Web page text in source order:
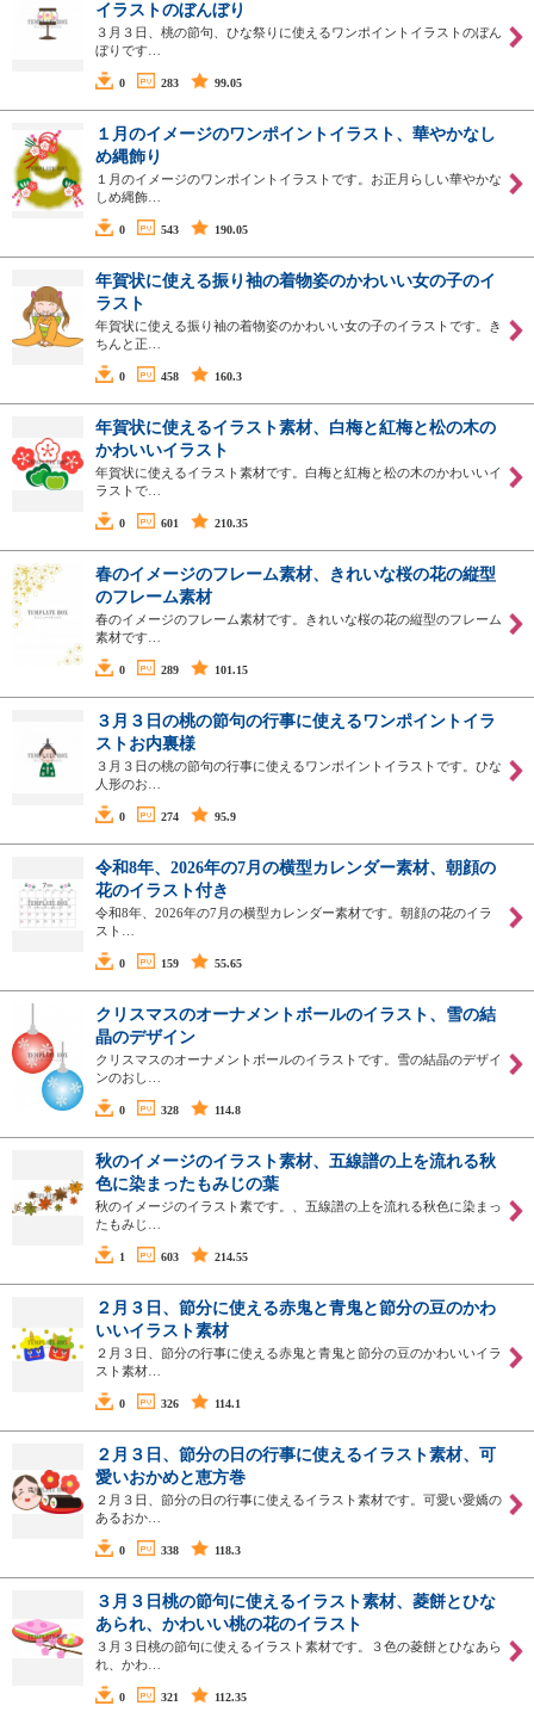
イラストのぼんぼり
３月３日、桃の節句、ひな祭りに使えるワンポイントイラストのぼん
ぼりです…
0 283 99.05
１月のイメージのワンポイントイラスト、華やかなし
め縄飾り
１月のイメージのワンポイントイラストです。お正月らしい華やかな
しめ縄飾…
0 543 190.05
年賀状に使える振り袖の着物姿のかわいい女の子のイ
ラスト
年賀状に使える振り袖の着物姿のかわいい女の子のイラストです。き
ちんと正…
0 458 160.3
年賀状に使えるイラスト素材、白梅と紅梅と松の木の
かわいいイラスト
年賀状に使えるイラスト素材です。白梅と紅梅と松の木のかわいいイ
ラストで…
0 601 210.35
春のイメージのフレーム素材、きれいな桜の花の縦型
のフレーム素材
春のイメージのフレーム素材です。きれいな桜の花の縦型のフレーム
素材です…
0 289 101.15
３月３日の桃の節句の行事に使えるワンポイントイラ
ストお内裏様
３月３日の桃の節句の行事に使えるワンポイントイラストです。ひな
人形のお…
0 274 95.9
令和8年、2026年の7月の横型カレンダー素材、朝顔の
花のイラスト付き
令和8年、2026年の7月の横型カレンダー素材です。朝顔の花のイラ
スト…
0 159 55.65
クリスマスのオーナメントボールのイラスト、雪の結
晶のデザイン
クリスマスのオーナメントボールのイラストです。雪の結晶のデザイ
ンのおし…
0 328 114.8
秋のイメージのイラスト素材、五線譜の上を流れる秋
色に染まったもみじの葉
秋のイメージのイラスト素です。、五線譜の上を流れる秋色に染まっ
たもみじ…
1 603 214.55
２月３日、節分に使える赤鬼と青鬼と節分の豆のかわ
いいイラスト素材
２月３日、節分の行事に使える赤鬼と青鬼と節分の豆のかわいいイラ
スト素材…
0 326 114.1
２月３日、節分の日の行事に使えるイラスト素材、可
愛いおかめと恵方巻
２月３日、節分の日の行事に使えるイラスト素材です。可愛い愛嬌の
あるおか…
0 338 118.3
３月３日桃の節句に使えるイラスト素材、菱餅とひな
あられ、かわいい桃の花のイラスト
３月３日桃の節句に使えるイラスト素材です。３色の菱餅とひなあら
れ、かわ…
0 321 112.35